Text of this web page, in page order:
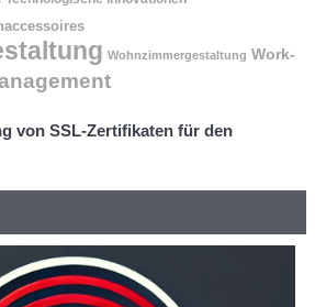
Wohnzimmergestaltung Work-
von SSL-Zertifikaten für den